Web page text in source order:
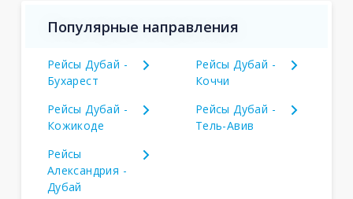
Популярные направления
Рейсы Дубай -
Бухарест
Рейсы Дубай -
Коччи
Рейсы Дубай -
Кожикоде
Рейсы Дубай -
Тель-Авив
Рейсы
Александрия -
Дубай